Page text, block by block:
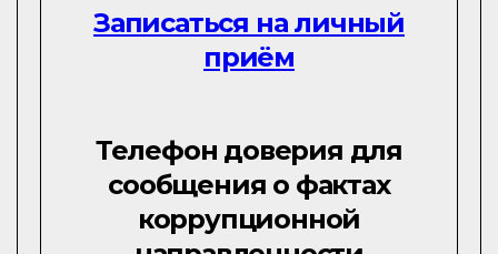
Записаться на личный
приём
Телефон доверия для
сообщения о фактах
коррупционной